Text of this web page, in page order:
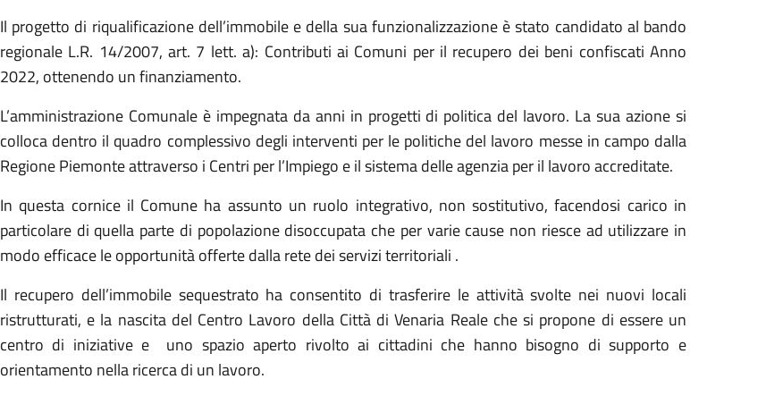
Il progetto di riqualificazione dell’immobile e della sua funzionalizzazione è stato candidato al bando
regionale L.R. 14/2007, art. 7 lett. a): Contributi ai Comuni per il recupero dei beni confiscati Anno
2022, ottenendo un finanziamento.
L’amministrazione Comunale è impegnata da anni in progetti di politica del lavoro. La sua azione si
colloca dentro il quadro complessivo degli interventi per le politiche del lavoro messe in campo dalla
Regione Piemonte attraverso i Centri per l’Impiego e il sistema delle agenzia per il lavoro accreditate.
In questa cornice il Comune ha assunto un ruolo integrativo, non sostitutivo, facendosi carico in
particolare di quella parte di popolazione disoccupata che per varie cause non riesce ad utilizzare in
modo efficace le opportunità offerte dalla rete dei servizi territoriali .
Il recupero dell’immobile sequestrato ha consentito di trasferire le attività svolte nei nuovi locali
ristrutturati, e la nascita del Centro Lavoro della Città di Venaria Reale che si propone di essere un
centro di iniziative e uno spazio aperto rivolto ai cittadini che hanno bisogno di supporto e
orientamento nella ricerca di un lavoro.